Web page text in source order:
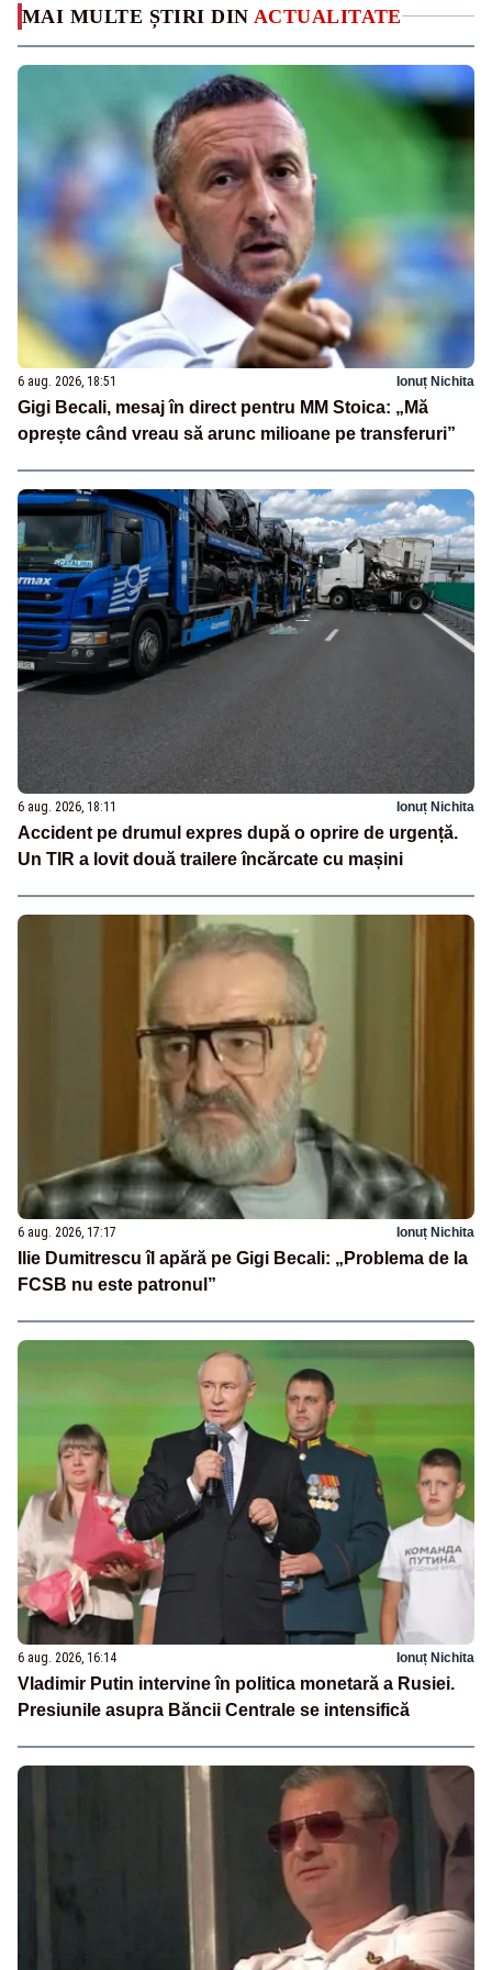
MAI MULTE ȘTIRI DIN ACTUALITATE
6 aug. 2026, 18:51 Ionuț Nichita
Gigi Becali, mesaj în direct pentru MM Stoica: „Mă
oprește când vreau să arunc milioane pe transferuri”
6 aug. 2026, 18:11 Ionuț Nichita
Accident pe drumul expres după o oprire de urgență.
Un TIR a lovit două trailere încărcate cu mașini
6 aug. 2026, 17:17 Ionuț Nichita
Ilie Dumitrescu îl apără pe Gigi Becali: „Problema de la
FCSB nu este patronul”
6 aug. 2026, 16:14 Ionuț Nichita
Vladimir Putin intervine în politica monetară a Rusiei.
Presiunile asupra Băncii Centrale se intensifică